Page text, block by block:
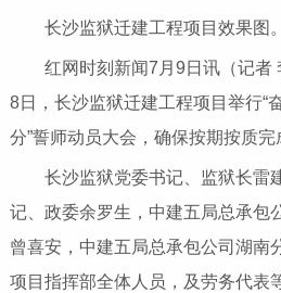
长沙监狱迁建工程项目效果图。
红网时刻新闻7月9日讯（记者
8日，长沙监狱迁建工程项目举行“
分”誓师动员大会，确保按期按质完
长沙监狱党委书记、监狱长雷
记、政委余罗生，中建五局总承包
曾喜安，中建五局总承包公司湖南
项目指挥部全体人员，及劳务代表